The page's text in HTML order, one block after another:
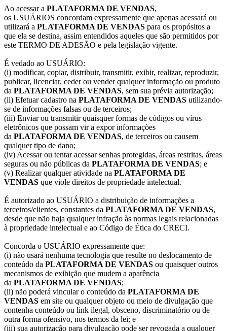
Ao acessar a PLATAFORMA DE VENDAS,
os USUÁRIOS concordam expressamente que apenas acessará ou
utilizará a PLATAFORMA DE VENDAS para os propósitos a
que ela se destina, assim entendidos aqueles que são permitidos por
este TERMO DE ADESÃO e pela legislação vigente.
É vedado ao USUÁRIO:
(i) modificar, copiar, distribuir, transmitir, exibir, realizar, reproduzir,
publicar, licenciar, ceder ou vender qualquer informação ou produto
da PLATAFORMA DE VENDAS, sem sua prévia autorização;
(ii) Efetuar cadastro na PLATAFORMA DE VENDAS utilizando-
se de informações falsas ou de terceiros;
(iii) Enviar ou transmitir quaisquer formas de códigos ou vírus
eletrônicos que possam vir a expor informações
da PLATAFORMA DE VENDAS, de terceiros ou causem
qualquer tipo de dano;
(iv) Acessar ou tentar acessar senhas protegidas, áreas restritas, áreas
seguras ou não públicas da PLATAFORMA DE VENDAS; e
(v) Realizar qualquer atividade na PLATAFORMA DE
VENDAS que viole direitos de propriedade intelectual.
É autorizado ao USUÁRIO a distribuição de informações a
terceiros/clientes, constantes da PLATAFORMA DE VENDAS,
desde que não haja qualquer infração às normas legais relacionadas
à propriedade intelectual e ao Código de Ética do CRECI.
Concorda o USUÁRIO expressamente que:
(i) não usará nenhuma tecnologia que resulte no deslocamento de
conteúdo da PLATAFORMA DE VENDAS ou quaisquer outros
mecanismos de exibição que mudem a aparência
da PLATAFORMA DE VENDAS;
(ii) não poderá vincular o conteúdo da PLATAFORMA DE
VENDAS em site ou qualquer objeto ou meio de divulgação que
contenha conteúdo ou link ilegal, obsceno, discriminatório ou de
outra forma ofensivo, nos termos da lei; e
(iii) sua autorização para divulgação pode ser revogada a qualquer